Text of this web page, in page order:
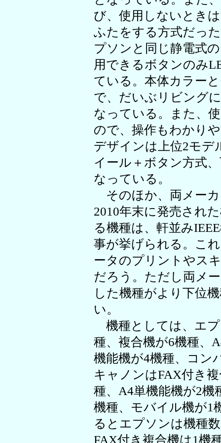
び、使用しないとき
ふたをする方式だっ
プソンと同じ静電式
用できるボタンのみ
ている。本体カラー
で、だいぶリビング
なっている。また、
ので、操作もわかり
デザインは上位2モデ
イール＋ボタン方式
なっている。
そのほか、両メー
2010年末に発売され
る機種は、軒並み
事が挙げられる。こ
ータのプリントやス
だろう。ただし両メ
した機種がより下位
い。
機種としては、エプ
種、複合機が6機種、
機能機が4機種、コン
キャノンはFAX付き
種、A4単機能機が2機
機種、モバイル機が1
るとエプソンは機種
FAX付き複合機は1機